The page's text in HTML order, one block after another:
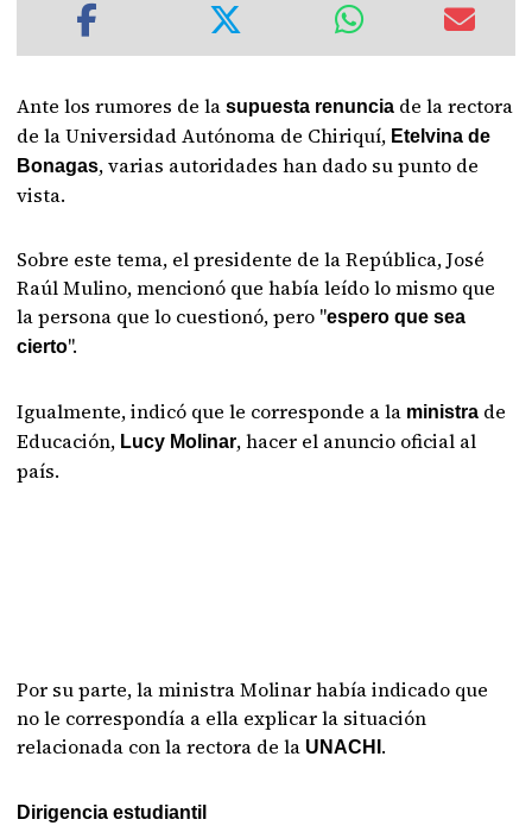
Ante los rumores de lasupuesta renuncia de la rectora
de la Universidad Autónoma de Chiriquí, Etelvina de
Bonagas, varias autoridades han dado su punto de
vista.
Sobre este tema, el presidente de la República, José
Raúl Mulino, mencionó que había leído lo mismo que
la persona que lo cuestionó, pero "espero que sea
cierto".
Igualmente, indicó que le corresponde a la ministra de
Educación, Lucy Molinar, hacer el anuncio oficial al
país.
Por su parte, la ministra Molinar había indicado que
no le correspondía a ella explicar la situación
relacionada con la rectora de la UNACHI .
Dirigencia estudiantil